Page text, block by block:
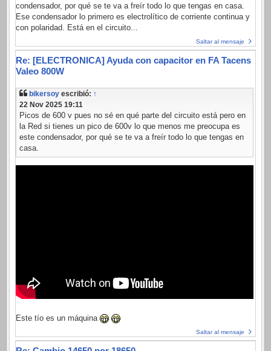
condensador, por qué se te va a freír todo lo que tengas en casa.
Ese condensador lo primero es electrolítico de corriente continua y
con polaridad. Está en el circuito...
Saltar al mensaje
Re: [ELECTRONICA] Ayuda con capacitor en FA Tacens
Valeo 800W
bikersoy escribió: ↑
22 Nov 2025 19:11
Picos de 600 v pues no sé en qué parte del circuito está pero en
la Red si tienes un pico de 600v lo que menos me preocupa es
este condensador, por qué se te va a freír todo lo que tengas en
casa.
Este tío es un máquina
Saltar al mensaje